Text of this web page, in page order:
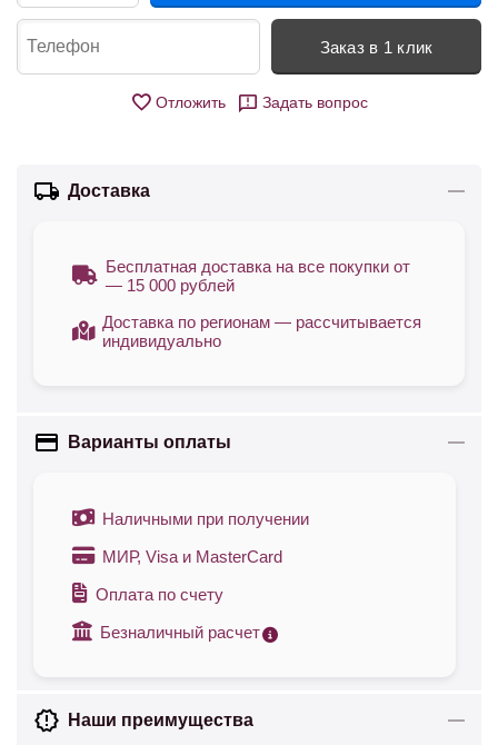
Заказ в 1 клик
Отложить Задать вопрос
Доставка
Бесплатная доставка на все покупки от
— 15 000 рублей
Доставка по регионам — рассчитывается
индивидуально
Варианты оплаты
Наличными при получении
МИР, Visa и MasterCard
Оплата по счету
Безналичный расчет
Наши преимущества